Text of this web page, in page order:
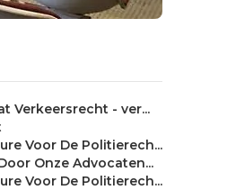
Verkeersrecht - ver...
Voor De Politierech...
Onze Advocaten...
Voor De Politierech...